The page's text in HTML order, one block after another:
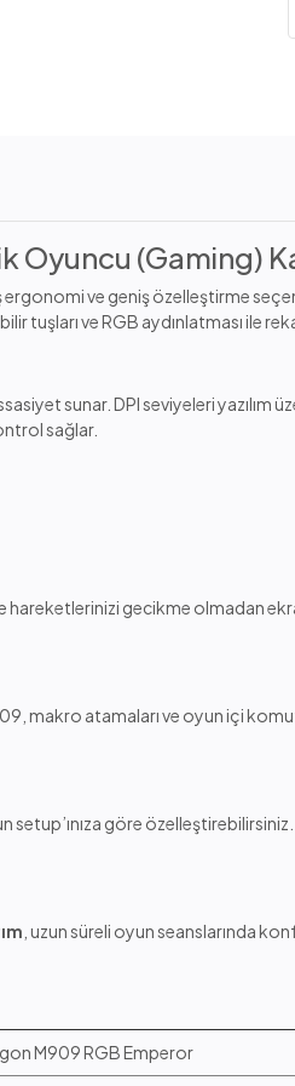
Oyuncu (Gaming)
ergonomi ve geniş özelleştirme
tuşları ve RGB aydınlatması ile
sunar. DPI seviyeleri yazılım
sağlar.
hareketlerinizi gecikme olmadan
makro atamaları ve oyun içi
göre
, uzun süreli oyun seanslarında
M909 RGB Emperor